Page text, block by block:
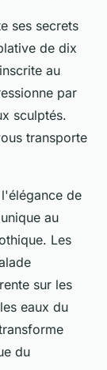
ses secrets
de dix
au
par
sculptés.
transporte
de
au
Les
sur les
eaux du
du